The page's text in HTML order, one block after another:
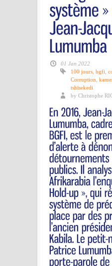
01 Jan 2022
100 jours bgfi
Corruption
tshisekedi
by Christophe